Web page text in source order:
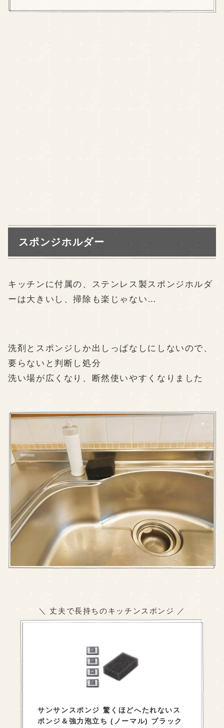
スポンジホルダー
キッチンに付属の、ステンレス製スポンジホルダ
ーは大きいし、掃除も楽じゃない…
洗剤とスポンジしか出しっぱなしにしないので、
要らないと判断し処分
洗い場が広くなり、断然使いやすくなりました
＼ 丈夫で長持ちのキッチンスポンジ ／
サンサンスポンジ 驚くほどへたれないス
ポンジ＆強力泡立ち (ノーマル) ブラック